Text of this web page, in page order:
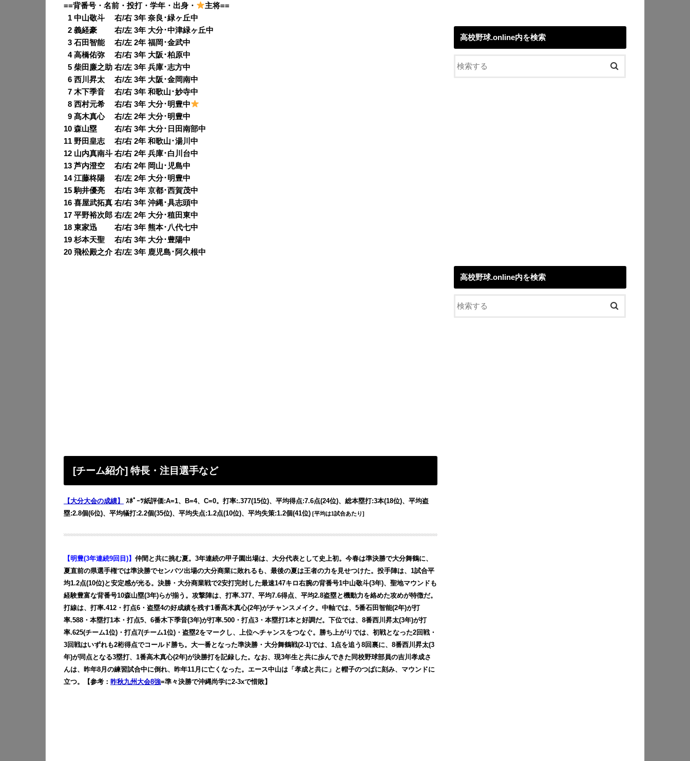
==背番号・名前・投打・学年・出身・
主将==
1 中山敬斗 右/右 3年 奈良･緑ヶ丘中
2 義経豪 右/左 3年 大分･中津緑ヶ丘中
3 石田智能 右/左 2年 福岡･金武中
4 高橋佑弥 右/右 3年 大阪･柏原中
5 柴田廉之助 右/左 3年 兵庫･志方中
6 西川昇太 右/左 3年 大阪･金岡南中
7 木下季音 右/右 3年 和歌山･妙寺中
8 西村元希 右/右 3年 大分･明豊中
9 髙木真心 右/左 2年 大分･明豊中
10 森山塁 右/右 3年 大分･日田南部中
11 野田皇志 右/右 2年 和歌山･湯川中
12 山内真南斗 右/右 2年 兵庫･白川台中
13 芦内澄空 右/右 2年 岡山･児島中
14 江藤柊陽 右/左 2年 大分･明豊中
15 駒井優亮 右/右 3年 京都･西賀茂中
16 喜屋武拓真 右/右 3年 沖縄･具志頭中
17 平野裕次郎 右/左 2年 大分･稙田東中
18 東家迅 右/右 3年 熊本･八代七中
19 杉本天聖 右/右 3年 大分･豊陽中
20 飛松殿之介 右/左 3年 鹿児島･阿久根中
[チーム紹介] 特長・注目選手など
【大分大会の成績】
ｽﾎﾟｰﾂ紙評価:A=1、B=4、C=0。打率:.377(15位)、平均得点:7.6点(24位)、総本塁打:3本(18位)、平均盗
塁:2.8個(6位)、平均犠打:2.2個(35位)、平均失点:1.2点(10位)、平均失策:1.2個(41位) [平均は1試合あたり]
【明豊(3年連続9回目)】 仲間と共に挑む夏。3年連続の甲子園出場は、大分代表として史上初。今春は準決勝で大分舞鶴に、
夏直前の県選手権では準決勝でセンバツ出場の大分商業に敗れるも、最後の夏は王者の力を見せつけた。 投手陣は、1試合平
均1.2点(10位)と安定感が光る。 決勝・大分商業戦で2安打完封した最速147キロ右腕の背番号1中山敬斗(3年)、聖地マウンドも
経験豊富な背番号10森山塁(3年)らが揃う。 攻撃陣は、打率.377、平均7.6得点、平均2.8盗塁と機動力を絡めた攻めが特徴だ。
打線は、打率.412・打点6・盗塁4の好成績を残す1番髙木真心(2年)がチャンスメイク。中軸では、5番石田智能(2年)が打
率.588・本塁打1本・打点5、6番木下季音(3年)が打率.500・打点3・本塁打1本と好調だ。下位では、8番西川昇太(3年)が打
率.625(チーム1位)・打点7(チーム1位)・盗塁2をマークし、上位へチャンスをつなぐ。 勝ち上がりでは、初戦となった2回戦・
3回戦はいずれも2桁得点でコールド勝ち。大一番となった準決勝・大分舞鶴戦(2-1)では、1点を追う8回裏に、8番西川昇太(3
年)が同点となる3塁打、1番高木真心(2年)が決勝打を記録した。 なお、現3年生と共に歩んできた同校野球部員の吉川孝成さ
んは、昨年8月の練習試合中に倒れ、昨年11月に亡くなった。エース中山は「孝成と共に」と帽子のつばに刻み、マウンドに
立つ。【参考： 昨秋九州大会8強=準々決勝で沖縄尚学に2-3xで惜敗】
高校野球.online内を検索
高校野球.online内を検索